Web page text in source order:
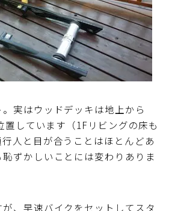
実はウッドデッキは地上から
置しています（1Fリビングの床も
人と目が合うことはほとんどあ
ずかしいことには変わりありま
、早速バイクをセットしてスタ